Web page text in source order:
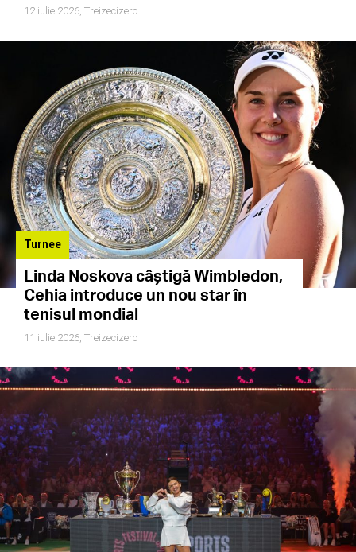
12 iulie 2026, Treizecizero
Turnee
Linda Noskova câștigă Wimbledon,
Cehia introduce un nou star în
tenisul mondial
11 iulie 2026, Treizecizero